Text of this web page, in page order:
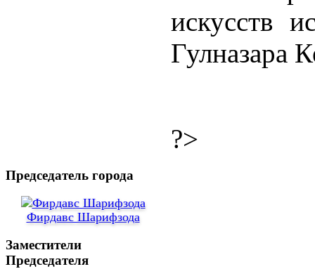
искусств
Гулназара
?>
Председатель города
Фирдавс Шарифзода
Заместители
Председателя